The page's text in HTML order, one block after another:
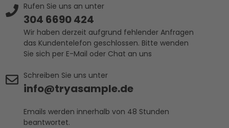
Rufen Sie uns an unter
304 6690 424
Wir haben derzeit aufgrund fehlender Anfragen
das Kundentelefon geschlossen. Bitte wenden
Sie sich per E-Mail oder Chat an uns
Schreiben Sie uns unter
info@tryasample.de
Emails werden innerhalb von 48 Stunden
beantwortet.